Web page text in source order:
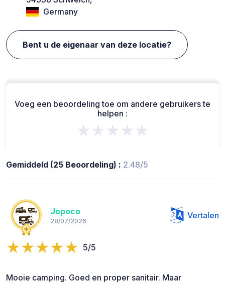
Germany
Bent u de eigenaar van deze locatie?
Voeg een beoordeling toe om andere gebruikers te
helpen :
★★★★★
Gemiddeld (25 Beoordeling) : 2.48/5
Jopoco
28/07/2026
Vertalen
5/5
Mooie camping. Goed en proper sanitair. Maar